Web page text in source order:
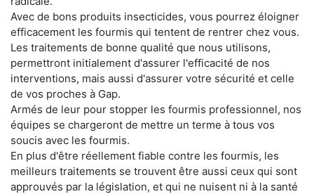
Avec de bons produits insecticides, vous pourrez éloigner
efficacement les fourmis qui tentent de rentrer chez vous.
Les traitements de bonne qualité que nous utilisons,
permettront initialement d'assurer l'efficacité de nos
interventions, mais aussi d'assurer votre sécurité et celle
de vos proches à Gap.
Armés de leur pour stopper les fourmis professionnel, nos
équipes se chargeront de mettre un terme à tous vos
soucis avec les fourmis.
En plus d'être réellement fiable contre les fourmis, les
meilleurs traitements se trouvent être aussi ceux qui sont
approuvés par la législation, et qui ne nuisent ni à la santé